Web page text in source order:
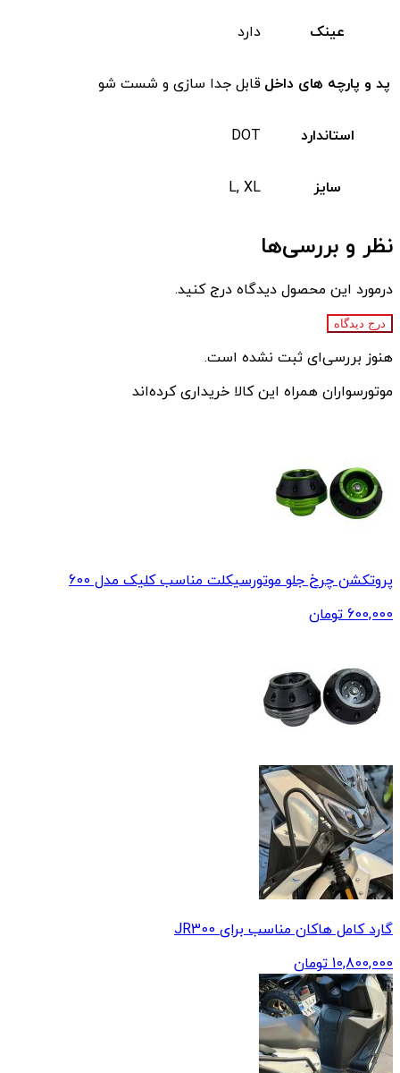
عینک دارد
پد و پارچه های داخل قابل جدا سازی و شست شو
استاندارد DOT
سایز L, XL
نظر و بررسی‌ها
درمورد این محصول دیدگاه درج کنید.
درج دیدگاه
هنوز بررسی‌ای ثبت نشده است.
موتورسواران همراه این کالا خریداری کرده‌اند
پروتکشن چرخ جلو موتورسیکلت مناسب کلیک مدل 600
600,000 تومان
گارد کامل هاکان مناسب برای JR300
10,800,000 تومان